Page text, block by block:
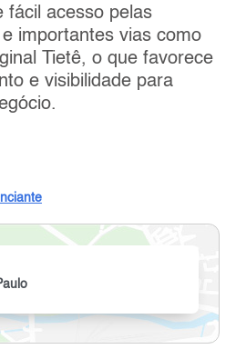
fácil acesso pelas
importantes vias como
Tietê, o que favorece
e visibilidade para